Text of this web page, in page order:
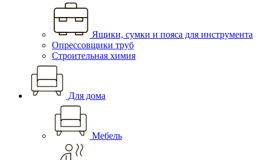
Ящики, сумки и пояса для инструмента
Опрессовщики труб
Строительная химия
Для дома
Мебель